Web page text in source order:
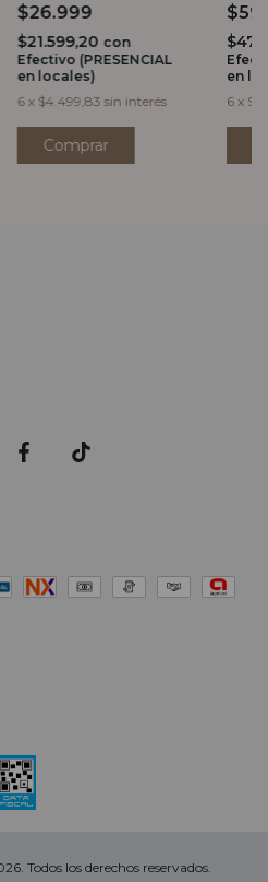
MANIJAS BAMBOO
(2 tamaños)
$26.999
$21.599,20 con
Efectivo (PRESENCIAL
en locales)
6 x $4.499,83 sin interés
Comprar
TAPA
en
6 x
Todos los derechos reservados.